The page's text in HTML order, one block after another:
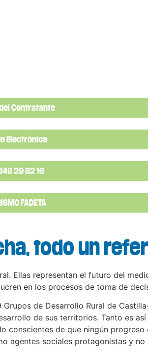
Contratante
Electrónica
29 82 16
FADETA
todo un
Ellas representan el futuro del
en los procesos de toma de
de Desarrollo Rural de
de sus territorios. Tanto es
de que ningún
sociales protagonistas y